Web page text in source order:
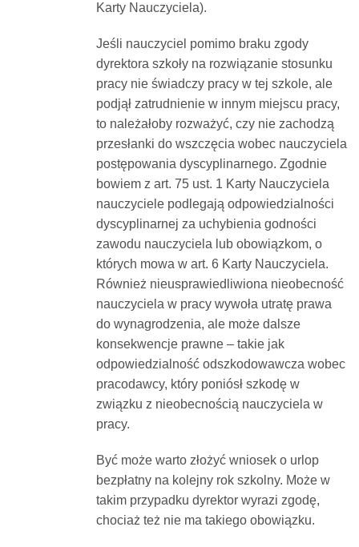
Karty Nauczyciela).
Jeśli nauczyciel pomimo braku zgody
dyrektora szkoły na rozwiązanie stosunku
pracy nie świadczy pracy w tej szkole, ale
podjął zatrudnienie w innym miejscu pracy,
to należałoby rozważyć, czy nie zachodzą
przesłanki do wszczęcia wobec nauczyciela
postępowania dyscyplinarnego. Zgodnie
bowiem z art. 75 ust. 1 Karty Nauczyciela
nauczyciele podlegają odpowiedzialności
dyscyplinarnej za uchybienia godności
zawodu nauczyciela lub obowiązkom, o
których mowa w art. 6 Karty Nauczyciela.
Również nieusprawiedliwiona nieobecność
nauczyciela w pracy wywoła utratę prawa
do wynagrodzenia, ale może dalsze
konsekwencje prawne – takie jak
odpowiedzialność odszkodowawcza wobec
pracodawcy, który poniósł szkodę w
związku z nieobecnością nauczyciela w
pracy.
Być może warto złożyć wniosek o urlop
bezpłatny na kolejny rok szkolny. Może w
takim przypadku dyrektor wyrazi zgodę,
chociaż też nie ma takiego obowiązku.